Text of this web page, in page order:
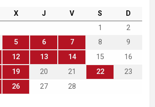
X J V S
D
1
2
5 6 7 8
9
12 13 14 15
16
19 20 21 22
23
26 27 28